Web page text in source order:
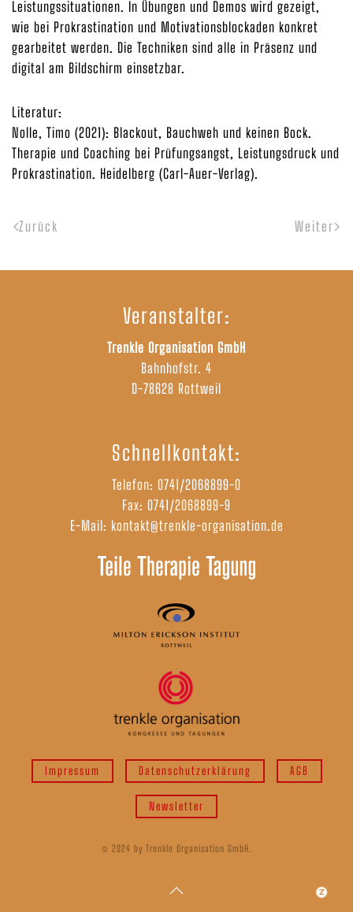
Leistungssituationen. In Übungen und Demos wird gezeigt,
wie bei Prokrastination und Motivationsblockaden konkret
gearbeitet werden. Die Techniken sind alle in Präsenz und
digital am Bildschirm einsetzbar.
Literatur:
Nolle, Timo (2021): Blackout, Bauchweh und keinen Bock.
Therapie und Coaching bei Prüfungsangst, Leistungsdruck und
Prokrastination. Heidelberg (Carl-Auer-Verlag).
Zurück Weiter
Veranstalter:
Trenkle Organisation GmbH
Bahnhofstr. 4
D-78628 Rottweil
Schnellkontakt:
Telefon: 0741/2068899-0
Fax: 0741/2068899-9
E-Mail: kontakt@trenkle-organisation.de
Impressum Datenschutzerklärung AGB
Newsletter
© 2024 by Trenkle Organisation GmbH.